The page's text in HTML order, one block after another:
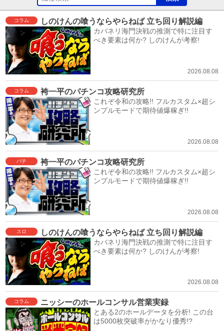
コラム しのけんの喰うならやらねば 立ち回り解説編
カバネリ海門決戦の推測で特に注目す
べき要素は何か? しのけんが考察!
2026.08.08
コラム 袴一平のパチンコ攻略研究所
これぞ令和の攻略!! フルカスタム×超シ
ンプルモードで期待値爆稼ぎ!!
2026.08.08
パチ 袴一平のパチンコ攻略研究所
これぞ令和の攻略!! フルカスタム×超シ
ンプルモードで期待値爆稼ぎ!!
2026.08.08
スロ しのけんの喰うならやらねば 立ち回り解説編
カバネリ海門決戦の推測で特に注目す
べき要素は何か? しのけんが考察!
2026.08.08
コラム ニッシーのホールコンサル営業実録
とある2のホールデータを分析! この台
は5000枚突破率がかなり優秀!?